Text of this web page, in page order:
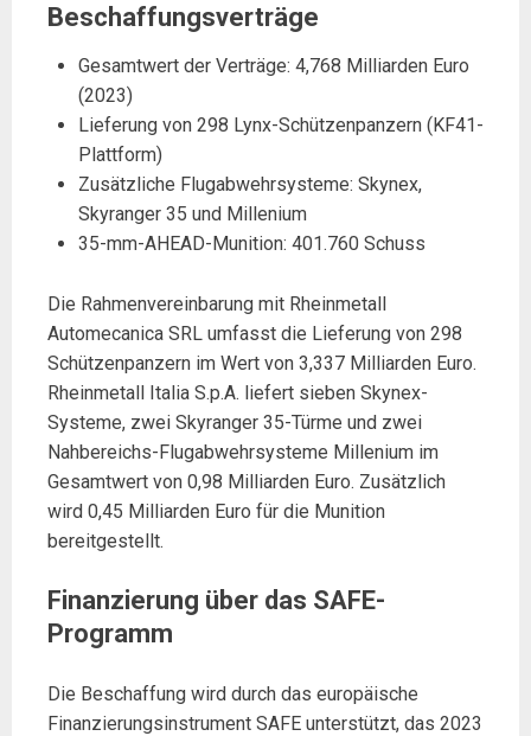
Beschaffungsverträge
Gesamtwert der Verträge: 4,768 Milliarden Euro
(2023)
Lieferung von 298 Lynx-Schützenpanzern (KF41-
Plattform)
Zusätzliche Flugabwehrsysteme: Skynex,
Skyranger 35 und Millenium
35-mm-AHEAD-Munition: 401.760 Schuss
Die Rahmenvereinbarung mit Rheinmetall
Automecanica SRL umfasst die Lieferung von 298
Schützenpanzern im Wert von 3,337 Milliarden Euro.
Rheinmetall Italia S.p.A. liefert sieben Skynex-
Systeme, zwei Skyranger 35-Türme und zwei
Nahbereichs-Flugabwehrsysteme Millenium im
Gesamtwert von 0,98 Milliarden Euro. Zusätzlich
wird 0,45 Milliarden Euro für die Munition
bereitgestellt.
Finanzierung über das SAFE-
Programm
Die Beschaffung wird durch das europäische
Finanzierungsinstrument SAFE unterstützt, das 2023